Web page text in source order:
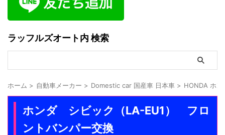
ラッフルズオート内 検索
ホーム > 自動車メーカー > Domestic car 国産車 日本車 > HONDA ホン
ホンダ シビック（LA-EU1） フロ
ントバンパー交換